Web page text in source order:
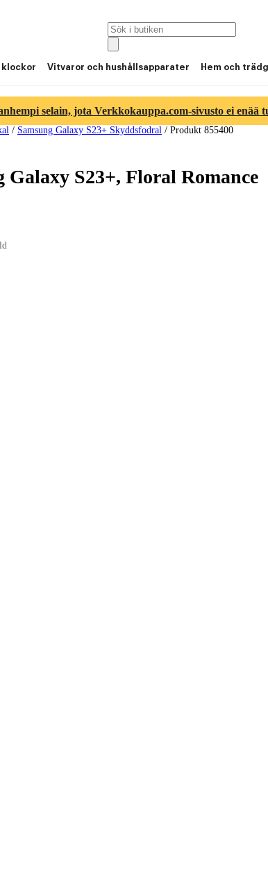
Vitvaror och hushållsapparater Hem och
selain, jota Verkkokauppa.com-sivusto ei enää
/ Samsung Galaxy S23+ Skyddsfodral / Produkt 855400
Galaxy S23+, Floral Romance